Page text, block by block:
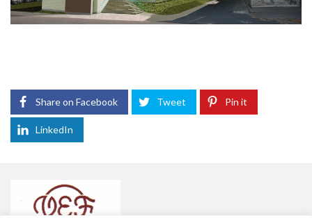
Share on Facebook Tweet Pin it
LinkedIn